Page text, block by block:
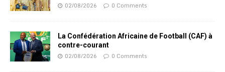
02/08/2026 0 Comments
La Confédération Africaine de Football (CAF) à
contre-courant
02/08/2026 0 Comments